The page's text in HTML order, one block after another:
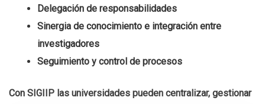
Delegación de responsabilidades
Sinergia de conocimiento e integración entre
investigadores
Seguimiento y control de procesos
Con SIGIIP las universidades pueden centralizar, gestionar